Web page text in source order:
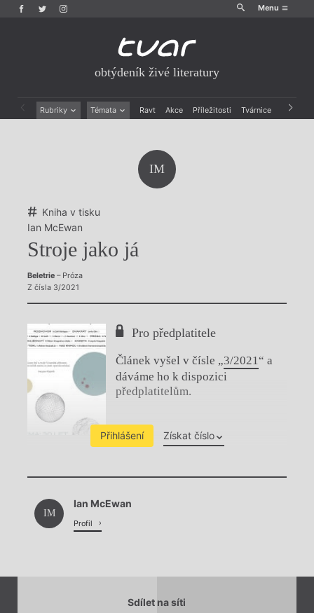
Menu
obtýdeník živé literatury
Rubriky Témata Ravt Akce Příležitosti Tvárnice Archiv
IM
Kniha v tisku
Ian McEwan
Stroje jako já
Beletrie– Próza
Z čísla 3/2021
Pro předplatitele
Článek vyšel v čísle „3/2021 “ a
dáváme ho k dispozici
předplatitelům.
Přihlášení Získat číslo
Chviličku.
IM
Ian McEwan
Profil
Sdílet na síti